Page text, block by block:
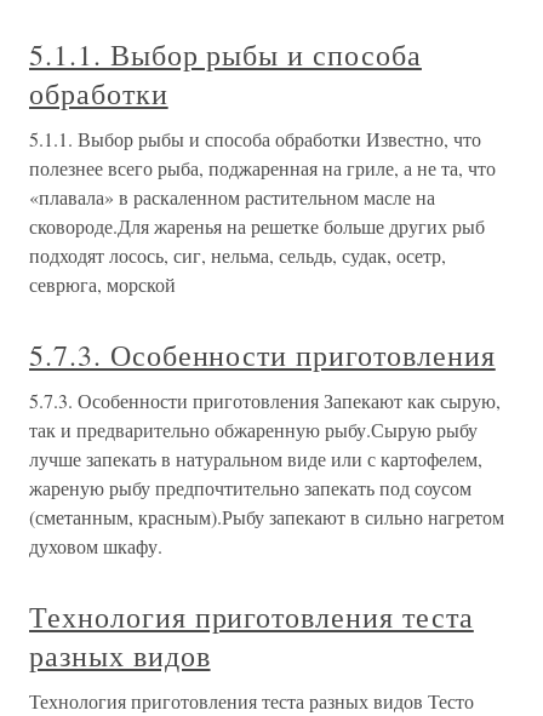
5.1.1. Выбор рыбы и способа
обработки
5.1.1. Выбор рыбы и способа обработки Известно, что
полезнее всего рыба, поджаренная на гриле, а не та, что
«плавала» в раскаленном растительном масле на
сковороде.Для жаренья на решетке больше других рыб
подходят лосось, сиг, нельма, сельдь, судак, осетр,
севрюга, морской
5.7.3. Особенности приготовления
5.7.3. Особенности приготовления Запекают как сырую,
так и предварительно обжаренную рыбу.Сырую рыбу
лучше запекать в натуральном виде или с картофелем,
жареную рыбу предпочтительно запекать под соусом
(сметанным, красным).Рыбу запекают в сильно нагретом
духовом шкафу.
Технология приготовления теста
разных видов
Технология приготовления теста разных видов Тесто